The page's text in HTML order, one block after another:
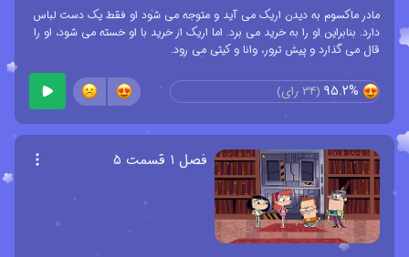
مادر ماکسوم به دیدن اریک می آید و متوجه می شود او فقط یک دست لباس
دارد. بنابراین او را به خرید می برد. اما اریک از خرید با او خسته می شود، او را
قال می گذارد و پیش ترور، وانا و کیتی می رود.
95.2%
(
34 رای)
فصل ۱ قسمت ۵